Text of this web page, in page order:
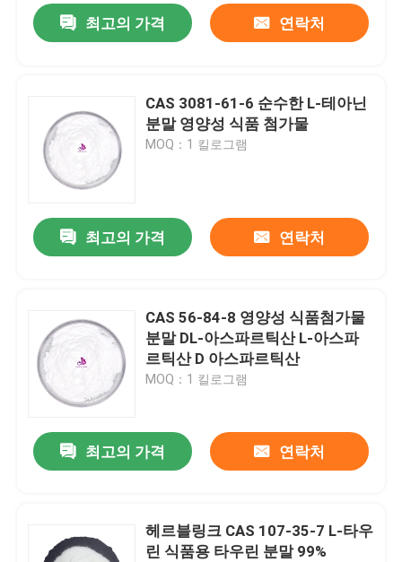
최고의 가격 연락처
CAS 3081-61-6 순수한 L-테아닌
분말 영양성 식품 첨가물
MOQ：1 킬로그램
최고의 가격 연락처
CAS 56-84-8 영양성 식품첨가물
분말 DL-아스파르틱산 L-아스파
르틱산 D 아스파르틱산
MOQ：1 킬로그램
최고의 가격 연락처
헤르블링크 CAS 107-35-7 L-타우
린 식품용 타우린 분말 99%